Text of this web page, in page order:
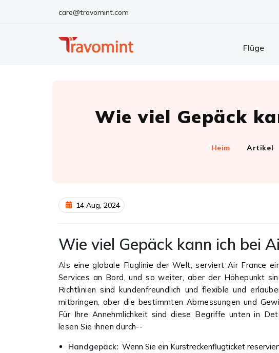
care@travomint.com
Flüge
Wie viel Gepäck
Heim Artikel
14 Aug, 2024
Wie viel Gepäck kann ich bei
Als eine globale Fluglinie der Welt, serviert Air France
Services an Bord, und so weiter, aber der Höhepunkt
Richtlinien sind kundenfreundlich und flexible und
mitbringen, aber die bestimmten Abmessungen und
Für Ihre Annehmlichkeit sind diese Begriffe unten in
lesen Sie ihnen durch--
Handgepäck: Wenn Sie ein Kurstreckenflugticket